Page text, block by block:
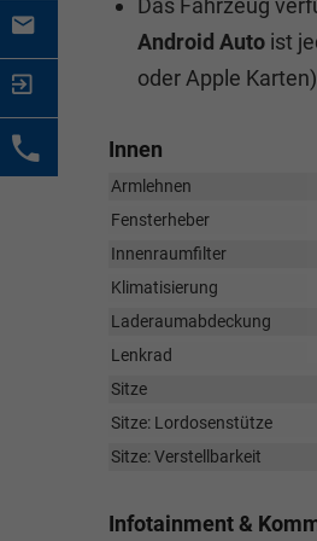
Das Fahrzeug
Android Auto ist
oder Apple
Innen
Armlehnen
Fensterheber
Innenraumfilter
Klimatisierung
Laderaumabdeckung
Lenkrad
Sitze
Sitze: Lordosenstütze
Sitze: Verstellbarkeit
Infotainment &